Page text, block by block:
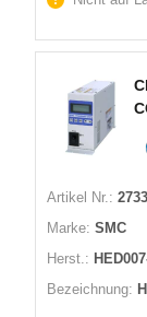
Artikel Nr.:
Marke: SMC
Herst.:
Bezeichnung: